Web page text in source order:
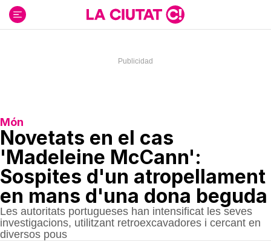
contenido
Món
Novetats en el cas
'Madeleine McCann':
Sospites d'un atropellament
en mans d'una dona beguda
Les autoritats portugueses han intensificat les seves
investigacions, utilitzant retroexcavadores i cercant en
diversos pous